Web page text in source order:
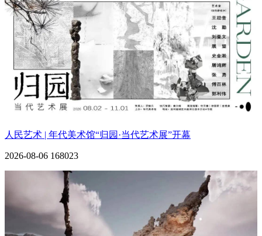
人民艺术 | 年代美术馆“归园·当代艺术展”开幕
2026-08-06 168023